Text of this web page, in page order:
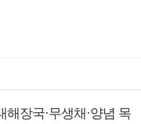
장국·무생채·양념 목